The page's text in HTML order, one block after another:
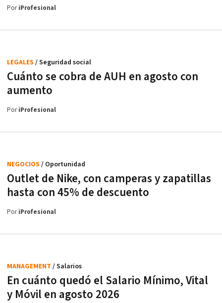
PoriProfesional
Cuánto se cobra de AUH en agosto con
aumento
LEGALES / Seguridad social
PoriProfesional
Outlet de Nike, con camperas y zapatillas
hasta con 45% de descuento
NEGOCIOS / Oportunidad
PoriProfesional
En cuánto quedó el Salario Mínimo, Vital
y Móvil en agosto 2026
MANAGEMENT / Salarios